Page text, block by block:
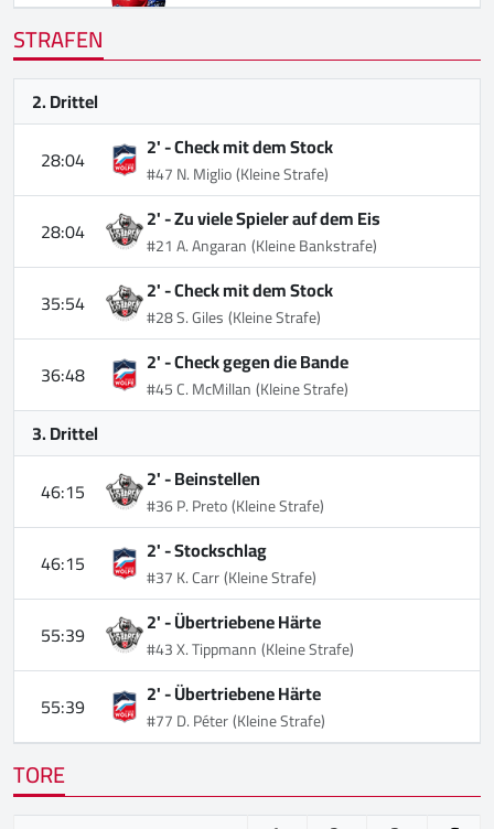
STRAFEN
2. Drittel
28:04
2' -Check mit dem Stock
#47 N. Miglio(Kleine Strafe)
28:04 2' -Zu viele Spieler auf dem Eis
#21 A. Angaran(Kleine Bankstrafe)
35:54 2' -Check mit dem Stock
#28 S. Giles(Kleine Strafe)
36:48 2' -Check gegen die Bande
#45 C. McMillan(Kleine Strafe)
3. Drittel
46:15
2' -Beinstellen
#36 P. Preto(Kleine Strafe)
46:15 2' -Stockschlag
#37 K. Carr(Kleine Strafe)
55:39 2' -Übertriebene Härte
#43 X. Tippmann(Kleine Strafe)
55:39 2' -Übertriebene Härte
#77 D. Péter(Kleine Strafe)
TORE